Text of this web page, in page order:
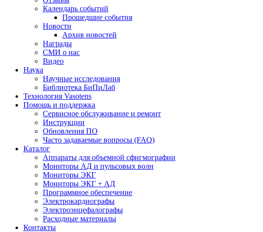
Календарь событий
Прошедшие события
Новости
Архив новостей
Награды
СМИ о нас
Видео
Наука
Научные исследования
Библиотека БиПиЛаб
Технология Vasotens
Помощь и поддержка
Сервисное обслуживание и ремонт
Инструкции
Обновления ПО
Часто задаваемые вопросы (FAQ)
Каталог
Аппараты для объемной сфигмографии
Мониторы АД и пульсовых волн
Мониторы ЭКГ
Мониторы ЭКГ + АД
Программное обеспечение
Электрокардиографы
Электроэнцефалографы
Расходные материалы
Контакты